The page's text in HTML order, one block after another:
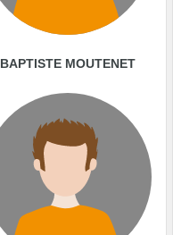
BAPTISTE MOUTENET